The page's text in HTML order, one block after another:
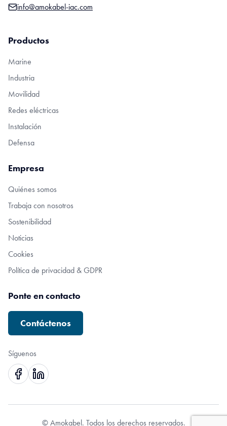
info@amokabel-iac.com
Productos
Marine
Industria
Movilidad
Redes eléctricas
Instalación
Defensa
Empresa
Quiénes somos
Trabaja con nosotros
Sostenibilidad
Noticias
Cookies
Política de privacidad & GDPR
Ponte en contacto
Contáctenos
Síguenos
© Amokabel. Todos los derechos reservados.